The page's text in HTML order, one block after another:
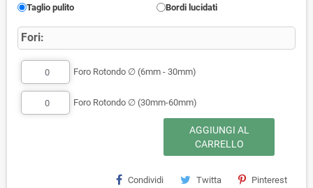
Taglio pulito Bordi lucidati
Fori:
Foro Rotondo ∅ (6mm - 30mm)
Foro Rotondo ∅ (30mm-60mm)
AGGIUNGI AL
CARRELLO
Condividi Twitta Pinterest